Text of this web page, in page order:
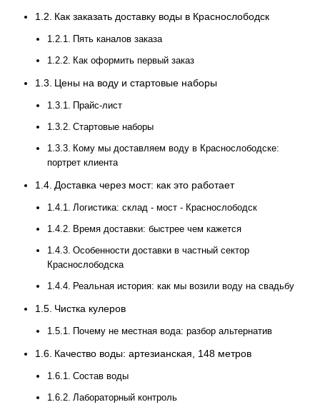
Как заказать доставку воды в Краснослободск
Пять каналов заказа
Как оформить первый заказ
Цены на воду и стартовые наборы
Прайс-лист
Стартовые наборы
Кому мы доставляем воду в Краснослободске:
портрет клиента
Доставка через мост: как это работает
Логистика: склад - мост - Краснослободск
Время доставки: быстрее чем кажется
Особенности доставки в частный сектор
Краснослободска
Реальная история: как мы возили воду на свадьбу
Чистка кулеров
Почему не местная вода: разбор альтернатив
Качество воды: артезианская, 148 метров
Состав воды
Лабораторный контроль